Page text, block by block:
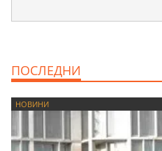
ПОСЛЕДНИ
НОВИНИ